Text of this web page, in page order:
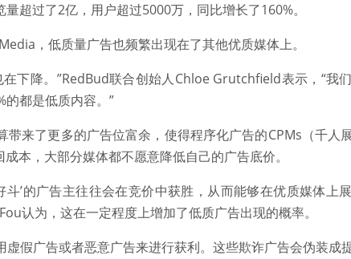
超过了2亿，用户超过5000万，同比增长了160%。
，低质量广告也频繁出现在了其他优质媒体上。
下降。”RedBud联合创始人Chloe Grutchfield表示，“我
都是低质内容。”
来了更多的广告位富余，使得程序化广告的CPMs（千人
本，大部分媒体都不愿意降低自己的广告底价。
斗’的广告主往往会在竞价中获胜，从而能够在优质媒体上
认为，这在一定程度上增加了低质广告出现的概率。
假广告或者恶意广告来进行获利。这些欺诈广告会伪装成